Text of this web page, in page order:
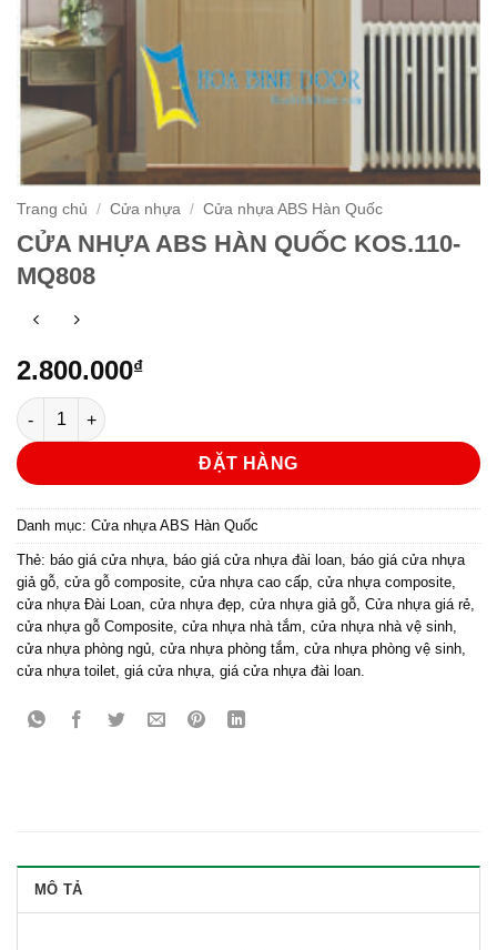
Trang chủ / Cửa nhựa / Cửa nhựa ABS Hàn Quốc
CỬA NHỰA ABS HÀN QUỐC KOS.110-
MQ808
2.800.000₫
CỬA NHỰA ABS HÀN QUỐC KOS.110-MQ808 số lượng
ĐẶT HÀNG
Danh mục: Cửa nhựa ABS Hàn Quốc
Thẻ: báo giá cửa nhựa, báo giá cửa nhựa đài loan, báo giá cửa nhựa
giả gỗ, cửa gỗ composite, cửa nhựa cao cấp, cửa nhựa composite,
cửa nhựa Đài Loan, cửa nhựa đẹp, cửa nhựa giả gỗ, Cửa nhựa giá rẻ,
cửa nhựa gỗ Composite, cửa nhựa nhà tắm, cửa nhựa nhà vệ sinh,
cửa nhựa phòng ngủ, cửa nhựa phòng tắm, cửa nhựa phòng vệ sinh,
cửa nhựa toilet, giá cửa nhựa, giá cửa nhựa đài loan.
MÔ TẢ